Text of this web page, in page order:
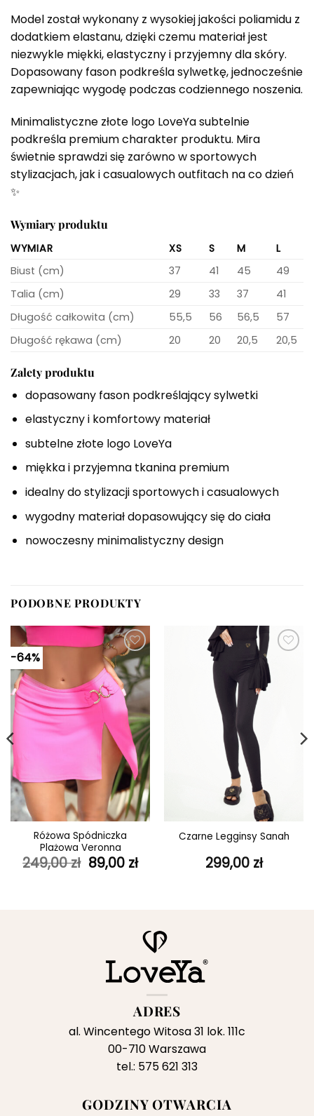
Model został wykonany z wysokiej jakości poliamidu z
dodatkiem elastanu, dzięki czemu materiał jest
niezwykle miękki, elastyczny i przyjemny dla skóry.
Dopasowany fason podkreśla sylwetkę, jednocześnie
zapewniając wygodę podczas codziennego noszenia.
Minimalistyczne złote logo LoveYa subtelnie
podkreśla premium charakter produktu. Mira
świetnie sprawdzi się zarówno w sportowych
stylizacjach, jak i casualowych outfitach na co dzień
✨
Wymiary produktu
WYMIAR XS S M
L
Biust (cm)
37 41 45
49
Talia (cm)
29 33 37
41
Długość całkowita (cm)
55,5 56 56,5
57
Długość rękawa (cm)
20 20 20,5 20,5
Zalety produktu
dopasowany fason podkreślający sylwetki
elastyczny i komfortowy materiał
subtelne złote logo LoveYa
miękka i przyjemna tkanina premium
idealny do stylizacji sportowych i casualowych
wygodny materiał dopasowujący się do ciała
nowoczesny minimalistyczny design
PODOBNE PRODUKTY
-64%
Dodaj do
ulubionych
Różowa Spódniczka
Plażowa Veronna
249,00zł Pierwotna
cena
89,00 złAktualna
Dodaj do
ulubionych
Czarne Legginsy Sanah
299,00 zł
ADRES
al. Wincentego Witosa 31 lok. 111c
00-710 Warszawa
tel.: 575 621 313
GODZINY OTWARCIA